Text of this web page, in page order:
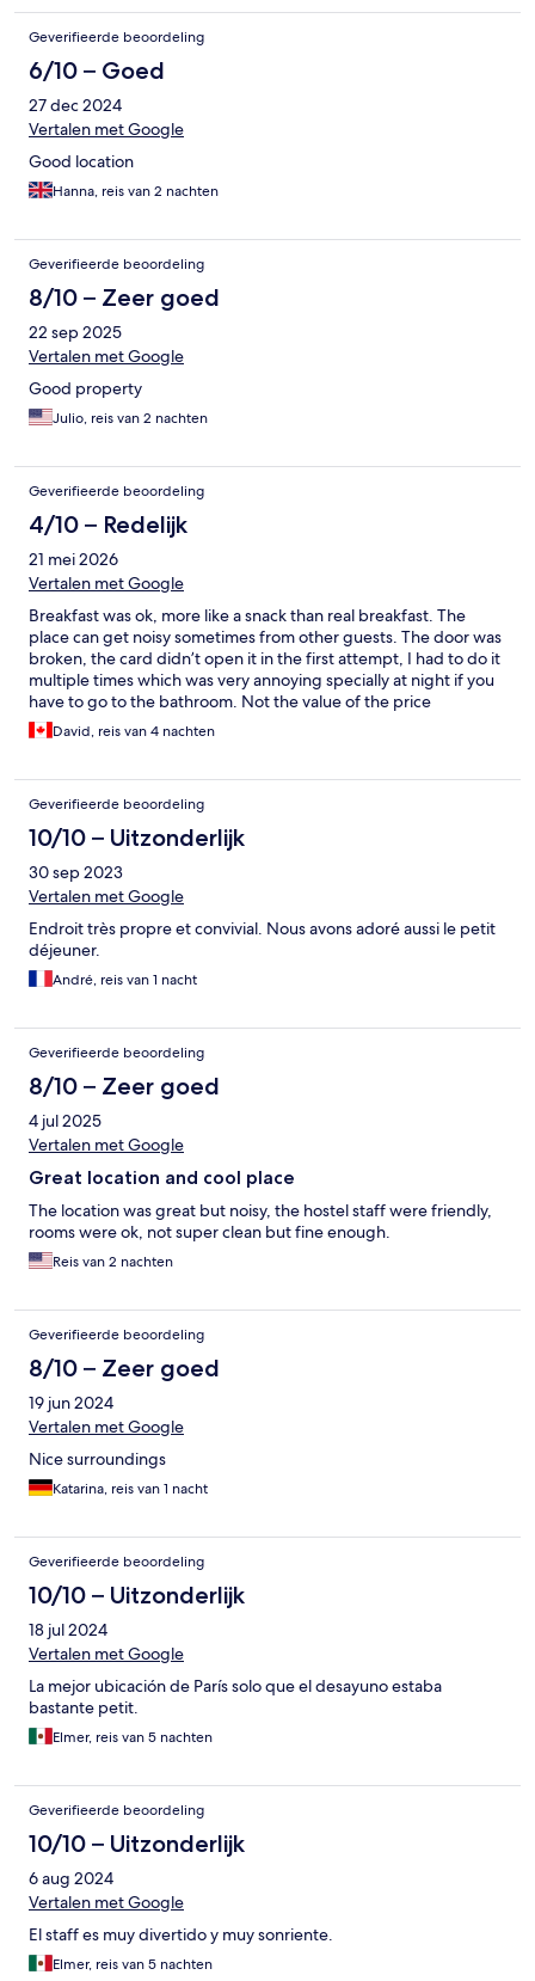
Geverifieerde beoordeling
6/10 – Goed
27 dec 2024
Vertalen met Google
Good location
Hanna, reis van 2 nachten
Geverifieerde beoordeling
8/10 – Zeer goed
22 sep 2025
Vertalen met Google
Good property
Julio, reis van 2 nachten
Geverifieerde beoordeling
4/10 – Redelijk
21 mei 2026
Vertalen met Google
Breakfast was ok, more like a snack than real breakfast. The
place can get noisy sometimes from other guests. The door was
broken, the card didn’t open it in the first attempt, I had to do it
multiple times which was very annoying specially at night if you
have to go to the bathroom. Not the value of the price
David, reis van 4 nachten
Geverifieerde beoordeling
10/10 – Uitzonderlijk
30 sep 2023
Vertalen met Google
Endroit très propre et convivial. Nous avons adoré aussi le petit
déjeuner.
André, reis van 1 nacht
Geverifieerde beoordeling
8/10 – Zeer goed
4 jul 2025
Vertalen met Google
Great location and cool place
The location was great but noisy, the hostel staff were friendly,
rooms were ok, not super clean but fine enough.
Reis van 2 nachten
Geverifieerde beoordeling
8/10 – Zeer goed
19 jun 2024
Vertalen met Google
Nice surroundings
Katarina, reis van 1 nacht
Geverifieerde beoordeling
10/10 – Uitzonderlijk
18 jul 2024
Vertalen met Google
La mejor ubicación de París solo que el desayuno estaba
bastante petit.
Elmer, reis van 5 nachten
Geverifieerde beoordeling
10/10 – Uitzonderlijk
6 aug 2024
Vertalen met Google
El staff es muy divertido y muy sonriente.
Elmer, reis van 5 nachten